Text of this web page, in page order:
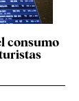
consumo